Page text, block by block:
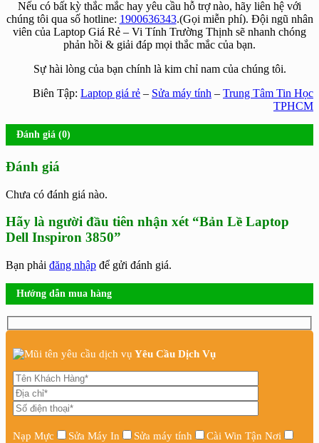
Nếu có bất kỳ thắc mắc hay yêu cầu hỗ trợ nào, hãy liên hệ với
chúng tôi qua số hotline: 1900636343.(Gọi miễn phí). Đội ngũ nhân
viên của Laptop Giá Rẻ – Vi Tính Trường Thịnh sẽ nhanh chóng
phản hồi & giải đáp mọi thắc mắc của bạn.
Sự hài lòng của bạn chính là kim chỉ nam của chúng tôi.
Biên Tập: Laptop giá rẻ – Sửa máy tính – Trung Tâm Tin Học
TPHCM
Đánh giá (0)
Đánh giá
Chưa có đánh giá nào.
Hãy là người đầu tiên nhận xét “Bản Lề Laptop
Dell Inspiron 3850”
Bạn phải đăng nhập để gửi đánh giá.
Hướng dẫn mua hàng
Yêu Cầu Dịch Vụ
Nạp Mực Sửa Máy In Sửa máy tính
Cài Win Tận Nơi